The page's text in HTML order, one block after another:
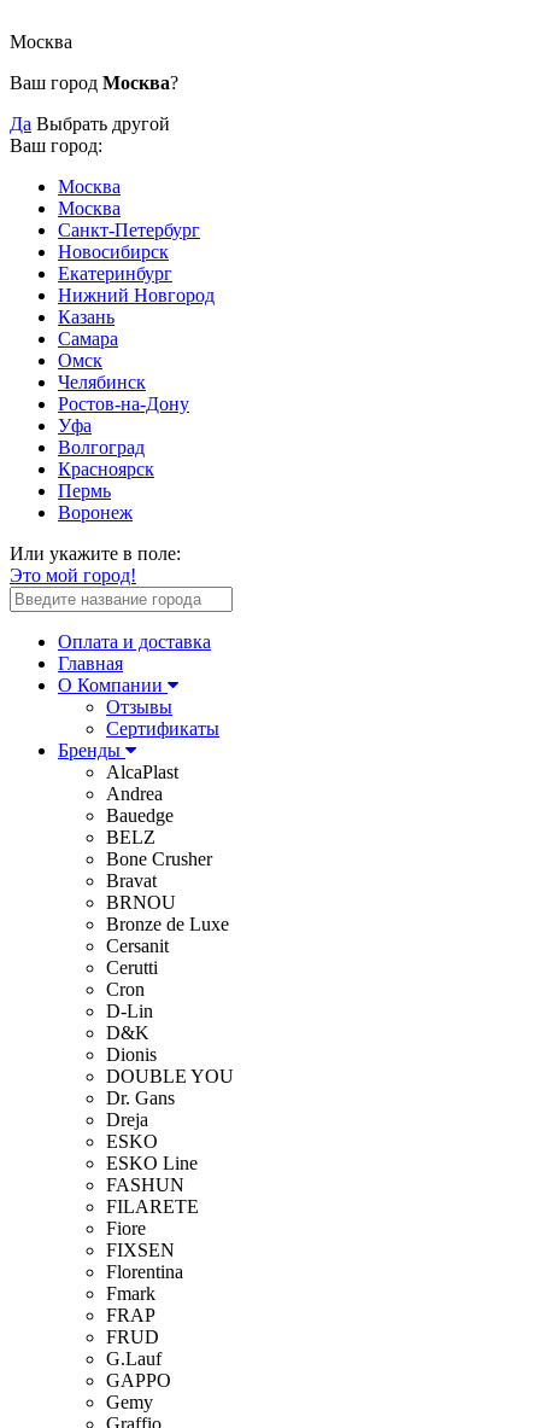
Москва
Ваш город Москва?
Да Выбрать другой
Ваш город:
Москва
Москва
Санкт-Петербург
Новосибирск
Екатеринбург
Нижний Новгород
Казань
Самара
Омск
Челябинск
Ростов-на-Дону
Уфа
Волгоград
Красноярск
Пермь
Воронеж
Или укажите в поле:
Это мой город!
Оплата и доставка
Главная
О Компании
Отзывы
Сертификаты
Бренды
AlcaPlast
Andrea
Bauedge
BELZ
Bone Crusher
Bravat
BRNOU
Bronze de Luxe
Cersanit
Cerutti
Cron
D-Lin
D&K
Dionis
DOUBLE YOU
Dr. Gans
Dreja
ESKO
ESKO Line
FASHUN
FILARETE
Fiore
FIXSEN
Florentina
Fmark
FRAP
FRUD
G.Lauf
GAPPO
Gemy
Graffio